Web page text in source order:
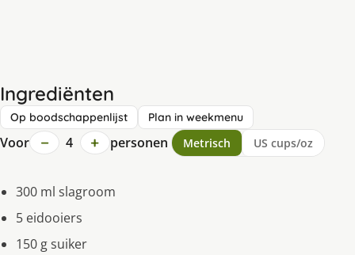
Ingrediënten
Op boodschappenlijst Plan in weekmenu
Voor − 4 + personen Metrisch US cups/oz
300 ml slagroom
5 eidooiers
150 g suiker